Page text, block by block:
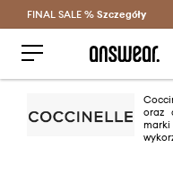
FINAL SALE % Szczegóły
oraz
marki